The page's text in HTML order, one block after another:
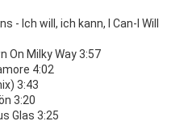
- Ich will, ich kann, I Can-I Will
On Milky Way 3:57
4:02
3:43
3:20
Glas 3:25